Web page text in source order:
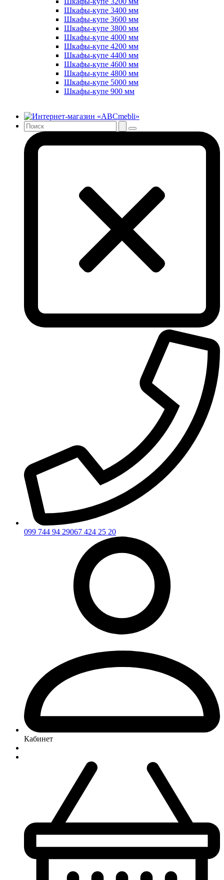
Шкафы-купе 3400 мм
Шкафы-купе 3600 мм
Шкафы-купе 3800 мм
Шкафы-купе 4000 мм
Шкафы-купе 4200 мм
Шкафы-купе 4400 мм
Шкафы-купе 4600 мм
Шкафы-купе 4800 мм
Шкафы-купе 5000 мм
Шкафы-купе 900 мм
099 744 94 29067 424 25 20
Кабинет